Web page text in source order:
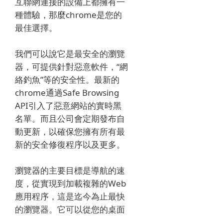
種體驗，那麼chrome是您的
最佳選擇。
我們可以說它是最安全的瀏覽
器，可提供針對惡意軟件，“網
絡釣魚”等的安全性。 最新的
chrome通過Safe Browsing
API引入了惡意網站的實時黑
名單。 而且公司會定期發布自
動更新，以確保您擁有所有最
新的安全修復程序以及更多。
瀏覽器的主要目標是導航的速
度，從實現到加載複雜的Web
應用程序，這是迄今為止最快
的瀏覽器。 它可以從您的桌面